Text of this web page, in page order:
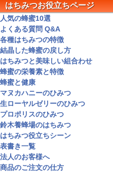
はちみつお役立ちページ
人気の蜂蜜10選
よくある質問 Q&A
各種はちみつの特徴
結晶した蜂蜜の戻し方
はちみつと美味しい組合わせ
蜂蜜の栄養素と特徴
蜂蜜と健康
マヌカハニーのひみつ
生ローヤルゼリーのひみつ
プロポリスのひみつ
鈴木養蜂場のはちみつ
はちみつ役立ちシーン
表書き一覧
法人のお客様へ
商品のご注文の仕方